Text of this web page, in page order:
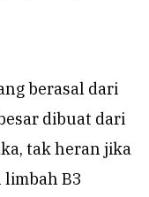
berasal dari
dibuat dari
tak heran jika
B3